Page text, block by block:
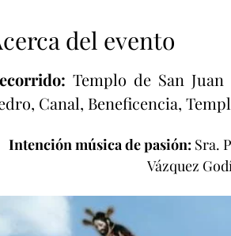
del evento
Templo de San
Canal, Beneficencia,
Intención música de pasión: Sra.
Vázquez